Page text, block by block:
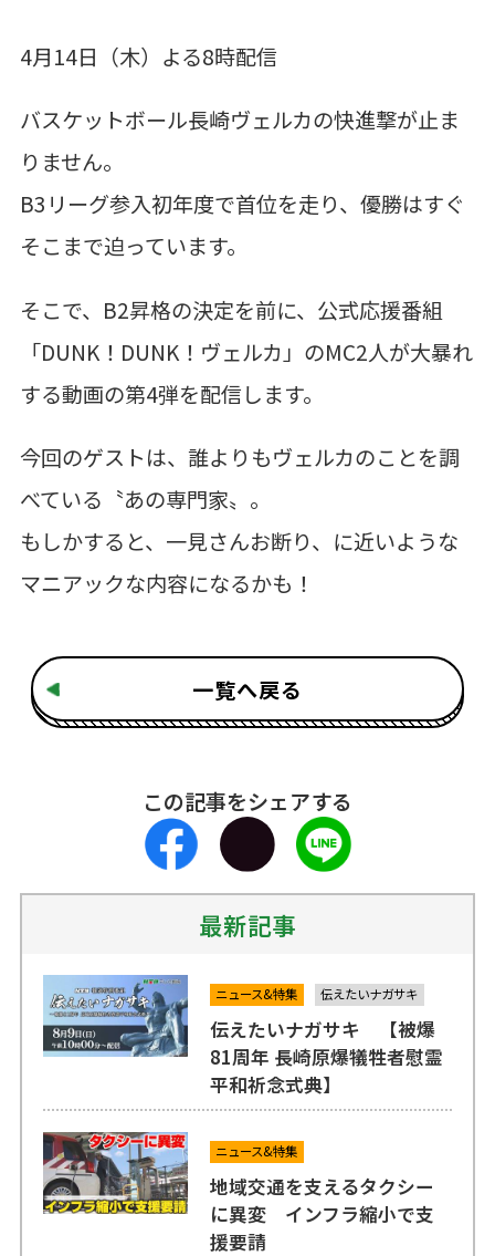
4月14日（木）よる8時配信
バスケットボール長崎ヴェルカの快進撃が止ま
りません。
B3リーグ参入初年度で首位を走り、優勝はすぐ
そこまで迫っています。
そこで、B2昇格の決定を前に、公式応援番組
「DUNK！DUNK！ヴェルカ」のMC2人が大暴れ
する動画の第4弾を配信します。
今回のゲストは、誰よりもヴェルカのことを調
べている〝あの専門家〟。
もしかすると、一見さんお断り、に近いような
マニアックな内容になるかも！
一覧へ戻る
この記事をシェアする
最新記事
ニュース&特集 伝えたいナガサキ
伝えたいナガサキ 【被爆
81周年 長崎原爆犠牲者慰霊
平和祈念式典】
ニュース&特集
地域交通を支えるタクシー
に異変 インフラ縮小で支
援要請